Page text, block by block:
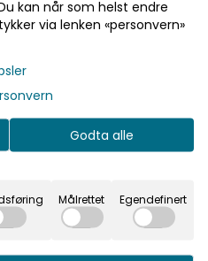
komperdell
kan når som helst endre
via lenken «personvern»
Godta alle
Målrettet Egendefinert